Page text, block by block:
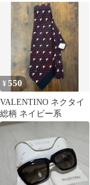
ンダル 24.5cm
¥550
VALENTINO ネクタイ
総柄 ネイビー系